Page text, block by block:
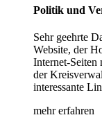
Politik und
Sehr geehrte
Website, der
Internet-Seiten
der
interessante
mehr erfahren